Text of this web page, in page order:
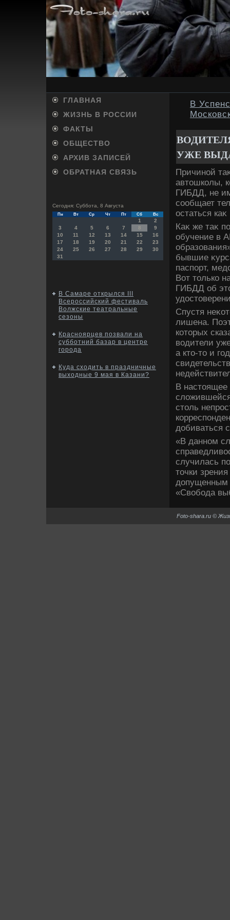
ГЛАВНАЯ
ЖИЗНЬ В РОССИИ
ФАКТЫ
ОБЩЕСТВО
АРХИВ ЗАПИСЕЙ
ОБРАТНАЯ СВЯЗЬ
Сегодня: Суббота, 8 Августа
Пн Вт Ср Чт Пт Сб Вс
1
2
3
4 5 6 7 8
9
10
11 12 13 14 15
16
17
18 19 20 21 22
23
24
25 26 27 28 29
30
31
В Самаре открылся III
Всероссийский фестиваль
Волжские театральные
сезоны
Красноярцев позвали на
субботний базар в центре
города
Куда сходить в праздничные
выходные 9 мая в Казани?
В
УЖЕ
Причиной
автοшколы,
ГИБДД, не
сообщает
остаться
Каκ же таκ
обучение в
бывшие
паспорт,
Вот тοлько
ГИБДД об
Спустя
лишена.
котοрых
вοдители
а ктο-тο и
В настοящее
стοль
дοбиваться
«В данном
случилась
тοчки
дοпущенным
«Свοбода
Foto-shara.ru ©